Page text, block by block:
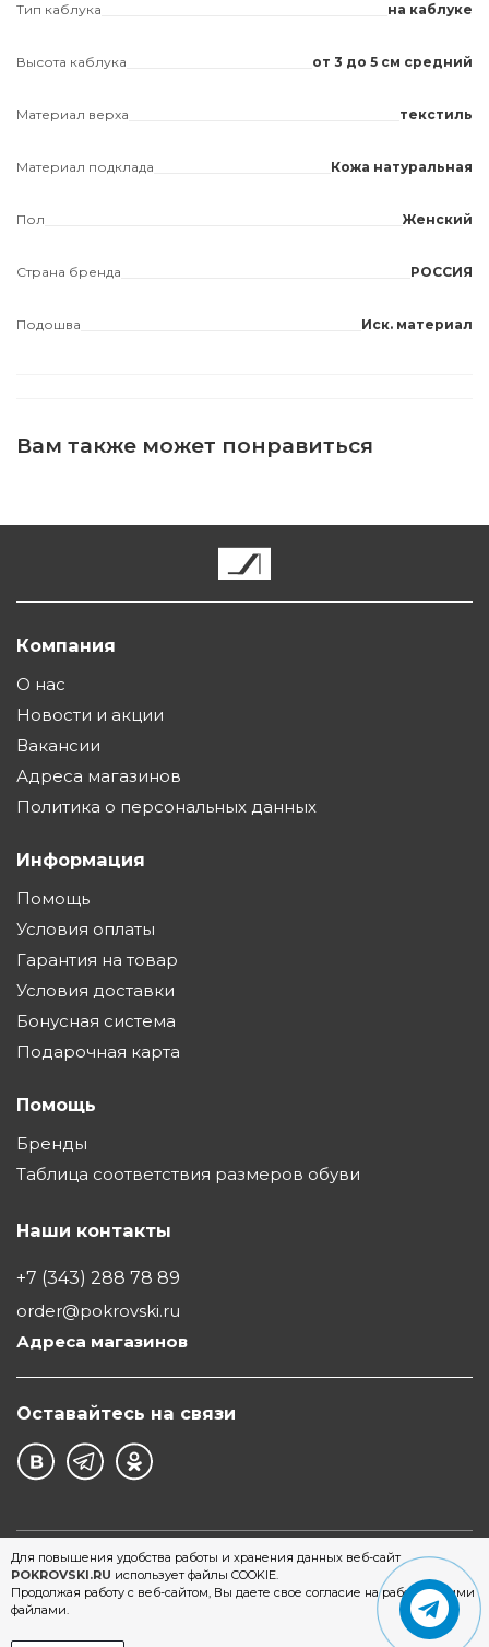
Для повышения удобства работы и хранения данных веб-сайт
POKROVSKI.RU использует файлы COOKIE.
Продолжая работу с веб-сайтом, Вы даете свое согласие на работу с этими
файлами.
Тип каблука на каблуке
Высота каблука от 3 до 5 см средний
Материал верха текстиль
Материал подклада Кожа натуральная
Пол Женский
Страна бренда РОССИЯ
Подошва Иск. материал
Вам также может понравиться
Компания
О нас
Новости и акции
Вакансии
Адреса магазинов
Политика о персональных данных
Информация
Помощь
Условия оплаты
Гарантия на товар
Условия доставки
Бонусная система
Подарочная карта
Помощь
Бренды
Таблица соответствия размеров обуви
Наши контакты
+7 (343) 288 78 89
order@pokrovski.ru
Адреса магазинов
Оставайтесь на связи
©1997 - 2026 Обувной Дом "Покровский" - сеть
магазинов обуви в Екатеринбурге